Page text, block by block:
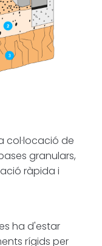
És la solució
ideal per a
rehabilitacions
on la
obra nova
que busca
robustesa i
caràcter. La
garanteix una
alta
col·locació de
granulars,
ràpida i
ha d'estar
rígids per